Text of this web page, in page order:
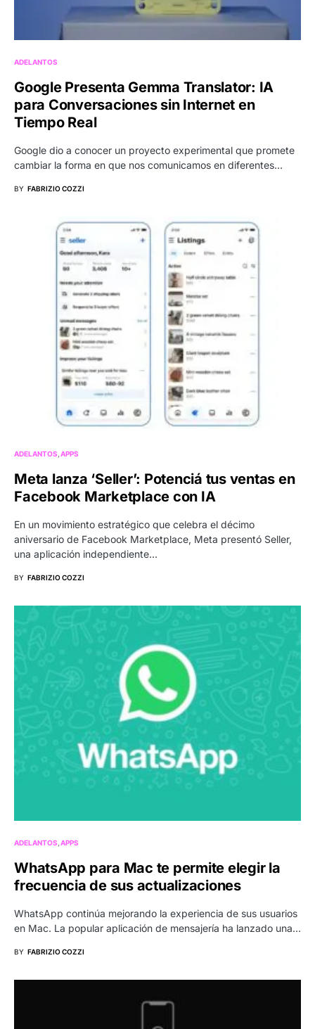
ADELANTOS
Google Presenta Gemma Translator: IA
para Conversaciones sin Internet en
Tiempo Real
Google dio a conocer un proyecto experimental que promete
cambiar la forma en que nos comunicamos en diferentes…
BY FABRIZIO COZZI
ADELANTOS APPS
Meta lanza ‘Seller’: Potenciá tus ventas en
Facebook Marketplace con IA
En un movimiento estratégico que celebra el décimo
aniversario de Facebook Marketplace, Meta presentó Seller,
una aplicación independiente…
BY FABRIZIO COZZI
ADELANTOS APPS
WhatsApp para Mac te permite elegir la
frecuencia de sus actualizaciones
WhatsApp continúa mejorando la experiencia de sus usuarios
en Mac. La popular aplicación de mensajería ha lanzado una…
BY FABRIZIO COZZI